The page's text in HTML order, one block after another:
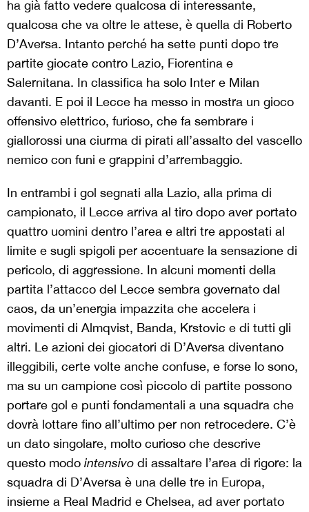
ha già fatto vedere qualcosa di interessante,
qualcosa che va oltre le attese, è quella di Roberto
D’Aversa. Intanto perché ha sette punti dopo tre
partite giocate contro Lazio, Fiorentina e
Salernitana. In classifica ha solo Inter e Milan
davanti. E poi il Lecce ha messo in mostra un gioco
offensivo elettrico, furioso, che fa sembrare i
giallorossi una ciurma di pirati all’assalto del vascello
nemico con funi e grappini d’arrembaggio.
In entrambi i gol segnati alla Lazio, alla prima di
campionato, il Lecce arriva al tiro dopo aver portato
quattro uomini dentro l’area e altri tre appostati al
limite e sugli spigoli per accentuare la sensazione di
pericolo, di aggressione. In alcuni momenti della
partita l’attacco del Lecce sembra governato dal
caos, da un’energia impazzita che accelera i
movimenti di Almqvist, Banda, Krstovic e di tutti gli
altri. Le azioni dei giocatori di D’Aversa diventano
illeggibili, certe volte anche confuse, e forse lo sono,
ma su un campione così piccolo di partite possono
portare gol e punti fondamentali a una squadra che
dovrà lottare fino all’ultimo per non retrocedere. C’è
un dato singolare, molto curioso che descrive
questo modo intensivo di assaltare l’area di rigore: la
squadra di D’Aversa è una delle tre in Europa,
insieme a Real Madrid e Chelsea, ad aver portato